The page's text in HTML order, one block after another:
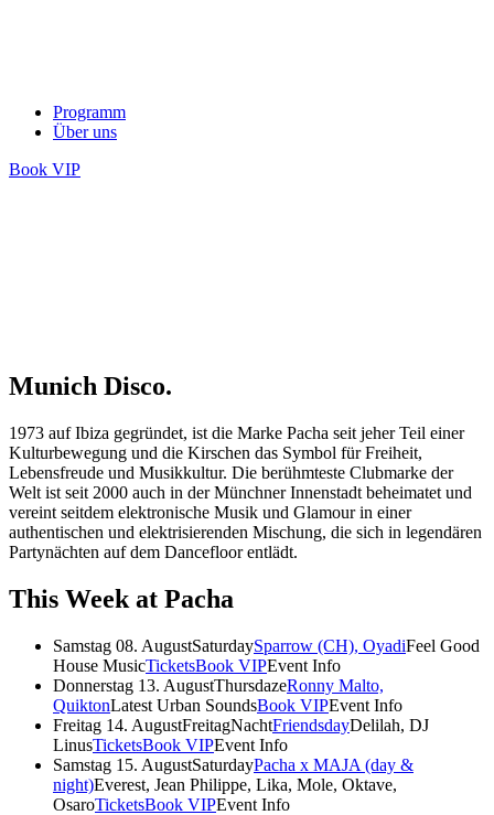
Programm
Über uns
Book VIP
Munich Disco.
1973 auf Ibiza gegründet, ist die Marke Pacha seit jeher Teil einer
Kulturbewegung und die Kirschen das Symbol für Freiheit,
Lebensfreude und Musikkultur. Die berühmteste Clubmarke der
Welt ist seit 2000 auch in der Münchner Innenstadt beheimatet und
vereint seitdem elektronische Musik und Glamour in einer
authentischen und elektrisierenden Mischung, die sich in legendären
Partynächten auf dem Dancefloor entlädt.
This Week at Pacha
Samstag 08. AugustSaturdaySparrow (CH), OyadiFeel Good
House MusicTicketsBook VIPEvent Info
Donnerstag 13. AugustThursdazeRonny Malto,
QuiktonLatest Urban SoundsBook VIPEvent Info
Freitag 14. AugustFreitagNachtFriendsdayDelilah, DJ
LinusTicketsBook VIPEvent Info
Samstag 15. AugustSaturdayPacha x MAJA (day &
night)Everest, Jean Philippe, Lika, Mole, Oktave,
OsaroTicketsBook VIPEvent Info